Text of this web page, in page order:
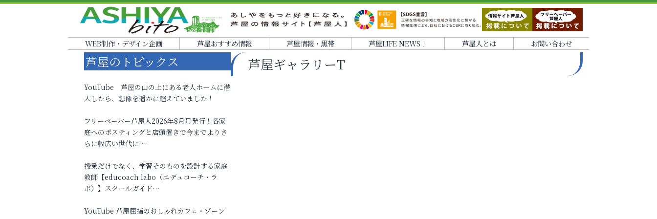
WEB制作・デザイン企画 芦屋おすすめ情報 芦屋情報・黒帯 芦屋LIFE NEWS！ 芦屋人とは お問い合わせ
芦屋ギャラリーT
芦屋のトピックス
YouTube 芦屋の山の上にある老人ホームに潜
入したら、想像を遥かに超えていました！
フリーペーパー芦屋人2026年8月号発行！各家
庭へのポスティングと店頭置きで今までよりさ
らに幅広い世代に…
授業だけでなく、学習そのものを設計する家庭
教師【educoach.labo（エデュコーチ・ラ
ボ）】スクールガイド…
YouTube 芦屋屈指のおしゃれカフェ・ゾーン